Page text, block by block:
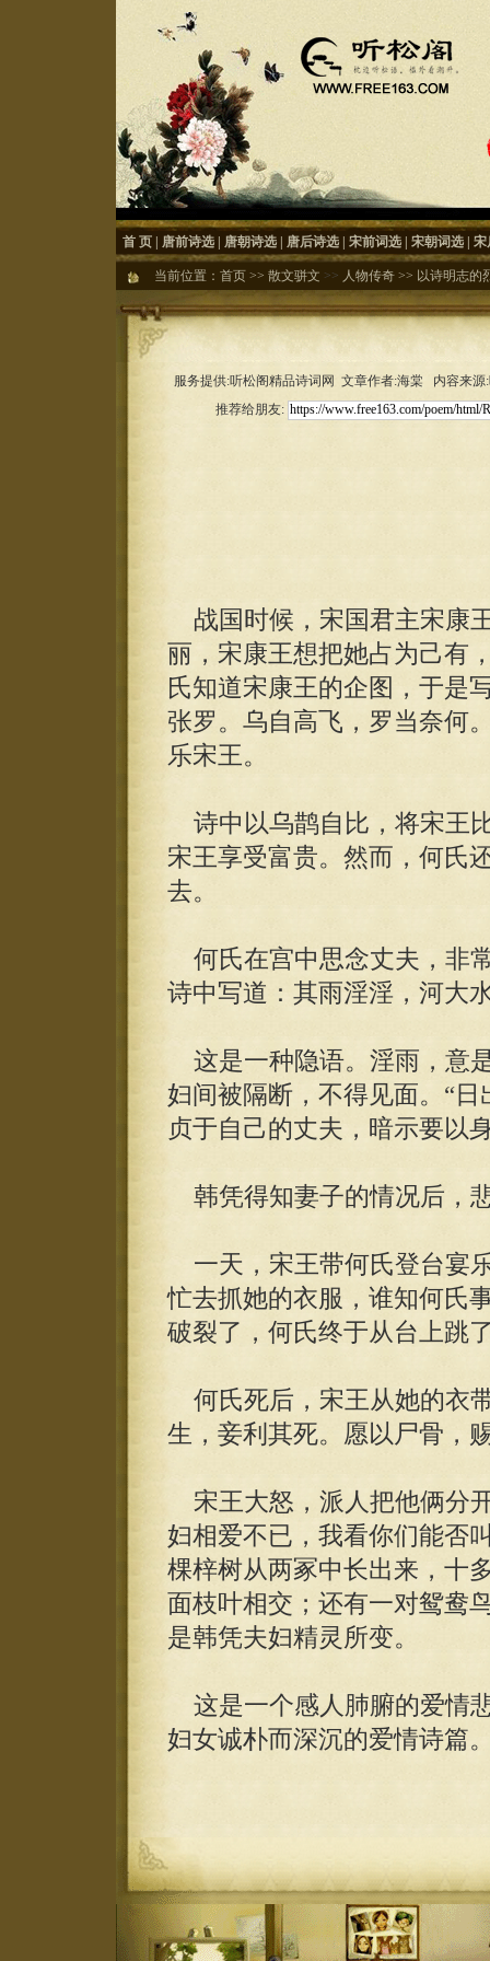
首 页 唐前诗选 唐朝诗选 唐后诗选 宋前词选 宋朝词选 宋
当前位置： 首页 >> 散文骈文 >> 人物传奇 >> 以诗明志的
服务提供:听松阁精品诗词网 文章作者:海棠 内容来
推荐给朋友:
战国时候，宋国君主宋康
丽，宋康王想把她占为己有
氏知道宋康王的企图，于是
张罗。乌自高飞，罗当奈何
乐宋王。
诗中以乌鹊自比，将宋王
宋王享受富贵。然而，何氏
去。
何氏在宫中思念丈夫，非
诗中写道：其雨淫淫，河大
这是一种隐语。淫雨，意
妇间被隔断，不得见面。“
贞于自己的丈夫，暗示要以
韩凭得知妻子的情况后，
一天，宋王带何氏登台宴
忙去抓她的衣服，谁知何氏
破裂了，何氏终于从台上跳
何氏死后，宋王从她的衣
生，妾利其死。愿以尸骨，
宋王大怒，派人把他俩分
妇相爱不已，我看你们能否
棵梓树从两冢中长出来，十
面枝叶相交；还有一对鸳鸯
是韩凭夫妇精灵所变。
这是一个感人肺腑的爱情
妇女诚朴而深沉的爱情诗篇